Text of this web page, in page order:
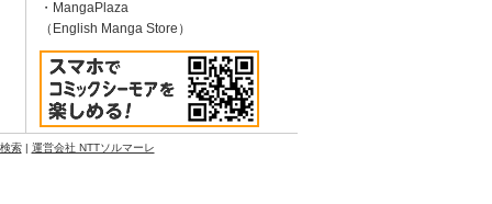
MangaPlaza
（English Manga Store）
索| 運営会社 NTTソルマーレ